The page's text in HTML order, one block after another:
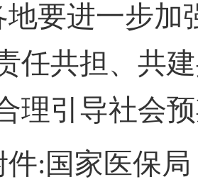
地要进一步加
任共担、共
理引导社会
件: 国家医保局